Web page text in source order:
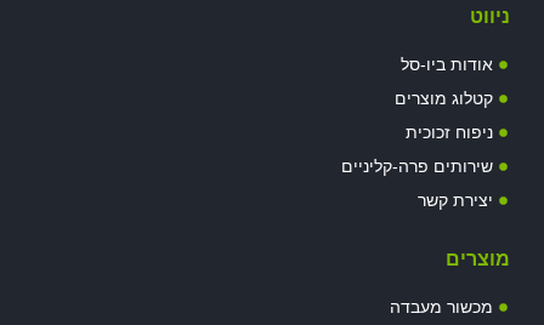
ניווט
אודות ביו-סל
קטלוג מוצרים
ניפוח זכוכית
שירותים פרה-קליניים
יצירת קשר
מוצרים
מכשור מעבדה